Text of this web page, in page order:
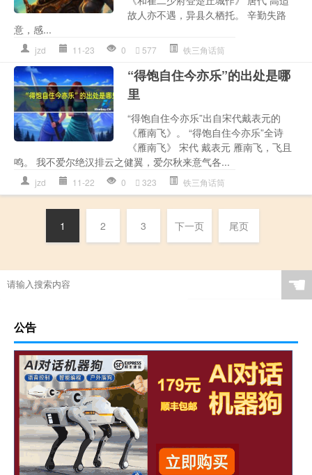
故人亦不遇，异县久栖托。 辛勤失路
意，感...
jzd 11-23 0 577 铁三角话筒
“得饱自住今亦乐”的出处是哪
里
“得饱自住今亦乐”出自宋代戴表元的
《雁南飞》。 “得饱自住今亦乐”全诗
《雁南飞》 宋代 戴表元 雁南飞，飞且
鸣。 我不爱尔绝汉排云之健翼，爱尔秋来意气各...
jzd 11-22 0 323 铁三角话筒
1 2 3 下一页 尾页
☚
公告